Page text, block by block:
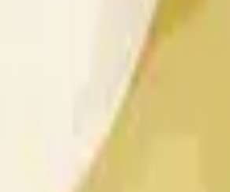
Anteile darauf kaufen und
wird. Die aktuelle
Die Preise werden in Echtzeit
$1 eingelöst werden.
kann sich schnell aufbauen,